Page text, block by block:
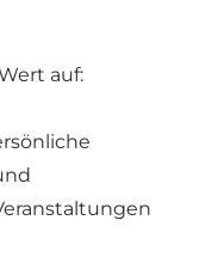
auf: